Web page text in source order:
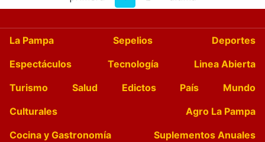
La Pampa Sepelios
Deportes
Espectáculos
Tecnología
Linea Abierta
Turismo
Salud Edictos País
Mundo
Culturales
Agro La Pampa
Cocina y Gastronomía
Suplementos Anuales